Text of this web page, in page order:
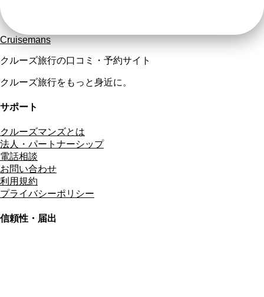
Cruisemans
クルーズ旅行の口コミ・予約サイト
クルーズ旅行をもっと身近に。
サポート
クルーズマンズとは
法人・パートナーシップ
電話相談
お問い合わせ
利用規約
プライバシーポリシー
信頼性・届出